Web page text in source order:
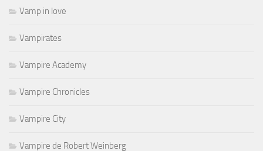
Vamp in love
Vampirates
Vampire Academy
Vampire Chronicles
Vampire City
Vampire de Robert Weinberg